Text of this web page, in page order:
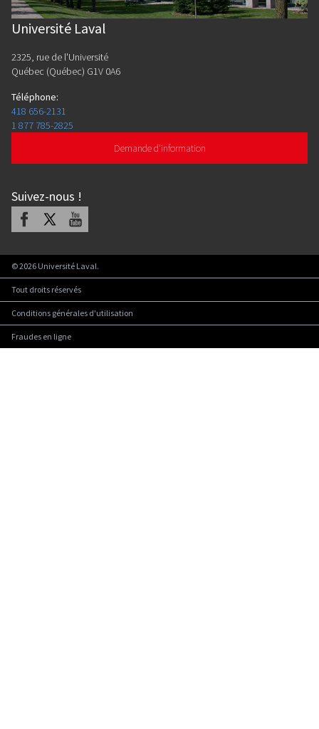
Université Laval
2325, rue de l'Université
Québec (Québec) G1V 0A6
Téléphone:
418 656-2131
1 877 785-2825
Demande d'information
Suivez-nous !
Facebook Youtube
©2026 Université Laval.
Tout droits réservés
Conditions générales d'utilisation
Fraudes en ligne